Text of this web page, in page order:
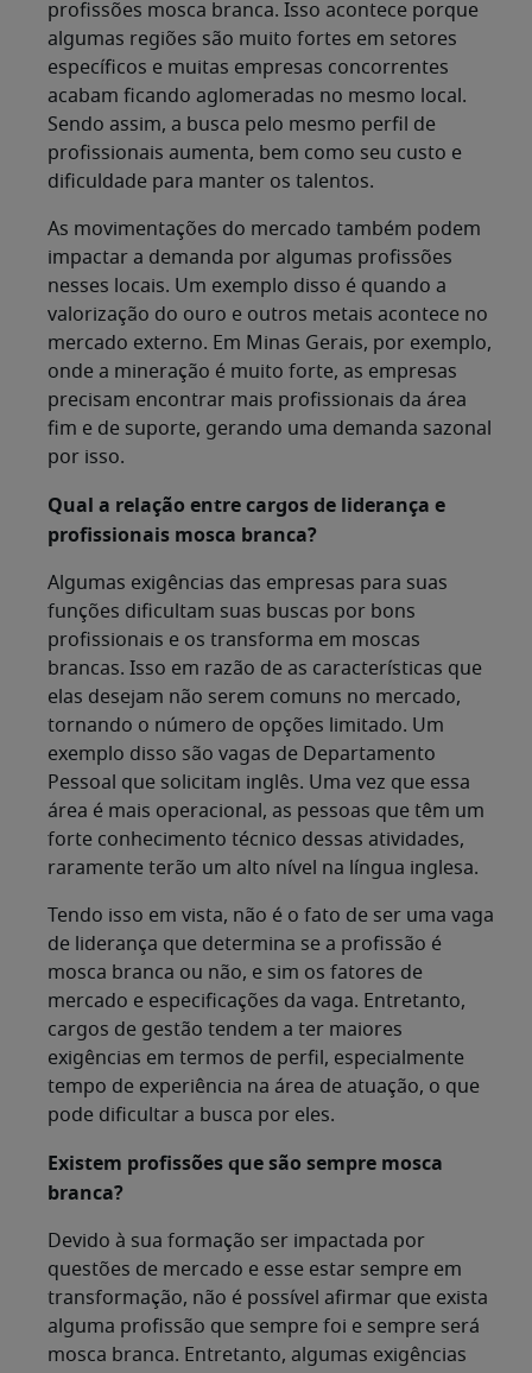
profissões mosca branca. Isso acontece porque
algumas regiões são muito fortes em setores
específicos e muitas empresas concorrentes
acabam ficando aglomeradas no mesmo local.
Sendo assim, a busca pelo mesmo perfil de
profissionais aumenta, bem como seu custo e
dificuldade para manter os talentos.
As movimentações do mercado também podem
impactar a demanda por algumas profissões
nesses locais. Um exemplo disso é quando a
valorização do ouro e outros metais acontece no
mercado externo. Em Minas Gerais, por exemplo,
onde a mineração é muito forte, as empresas
precisam encontrar mais profissionais da área
fim e de suporte, gerando uma demanda sazonal
por isso.
Qual a relação entre cargos de liderança e
profissionais mosca branca?
Algumas exigências das empresas para suas
funções dificultam suas buscas por bons
profissionais e os transforma em moscas
brancas. Isso em razão de as características que
elas desejam não serem comuns no mercado,
tornando o número de opções limitado. Um
exemplo disso são vagas de Departamento
Pessoal que solicitam inglês. Uma vez que essa
área é mais operacional, as pessoas que têm um
forte conhecimento técnico dessas atividades,
raramente terão um alto nível na língua inglesa.
Tendo isso em vista, não é o fato de ser uma vaga
de liderança que determina se a profissão é
mosca branca ou não, e sim os fatores de
mercado e especificações da vaga. Entretanto,
cargos de gestão tendem a ter maiores
exigências em termos de perfil, especialmente
tempo de experiência na área de atuação, o que
pode dificultar a busca por eles.
Existem profissões que são sempre mosca
branca?
Devido à sua formação ser impactada por
questões de mercado e esse estar sempre em
transformação, não é possível afirmar que exista
alguma profissão que sempre foi e sempre será
mosca branca. Entretanto, algumas exigências